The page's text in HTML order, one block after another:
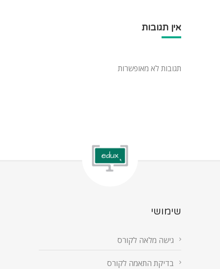
אין תגובות
תגובות לא מאופשרות
שימושי
גישה מלאה לקורס
בדיקת התאמה לקורס